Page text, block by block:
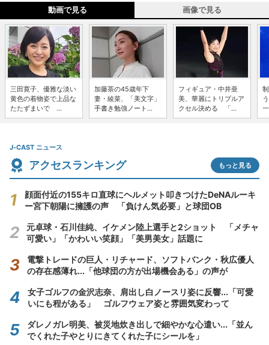
動画で見る 画像で見る
三田寛子、優雅な淡い
黄色の着物姿で上品な
たたずまいで ...
加藤茶の45歳年下
妻・綾菜、「美文字」
手書き勉強ノート...
フィギュア・中井亜
美、華麗にトリプルア
クセル決める 「...
J-CAST ニュース
アクセスランキング もっと見る
顔面付近の155キロ直球にヘルメット叩きつけたDeNAルーキ
ー宮下朝陽に擁護の声 「負けん気必要」と球団OB
元卓球・石川佳純、イケメン陸上選手と2ショット 「メチャ
可愛い」「かわいい笑顔」「美男美女」話題に
電撃トレードの巨人・リチャード、ソフトバンク・秋広優人
の存在感薄れ...「他球団の方が出場機会ある」の声が
女子ゴルフの金沢志奈、肩出し白ノースリ姿に反響...「可愛
いにも程がある」 ゴルフウェア姿と雰囲気変わって
ダレノガレ明美、被災地炊き出しで細やかな心遣い...「並ん
でくれた子やとりにきてくれた子にシールを」